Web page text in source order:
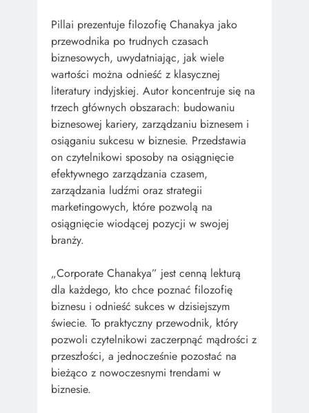
Pillai prezentuje filozofię Chanakya jako
przewodnika po trudnych czasach
biznesowych, uwydatniając, jak wiele
wartości można odnieść z klasycznej
literatury indyjskiej. Autor koncentruje się na
trzech głównych obszarach: budowaniu
biznesowej kariery, zarządzaniu biznesem i
osiąganiu sukcesu w biznesie. Przedstawia
on czytelnikowi sposoby na osiągnięcie
efektywnego zarządzania czasem,
zarządzania ludźmi oraz strategii
marketingowych, które pozwolą na
osiągnięcie wiodącej pozycji w swojej
branży.
„Corporate Chanakya” jest cenną lekturą
dla każdego, kto chce poznać filozofię
biznesu i odnieść sukces w dzisiejszym
świecie. To praktyczny przewodnik, który
pozwoli czytelnikowi zaczerpnąć mądrości z
przeszłości, a jednocześnie pozostać na
bieżąco z nowoczesnymi trendami w
biznesie.